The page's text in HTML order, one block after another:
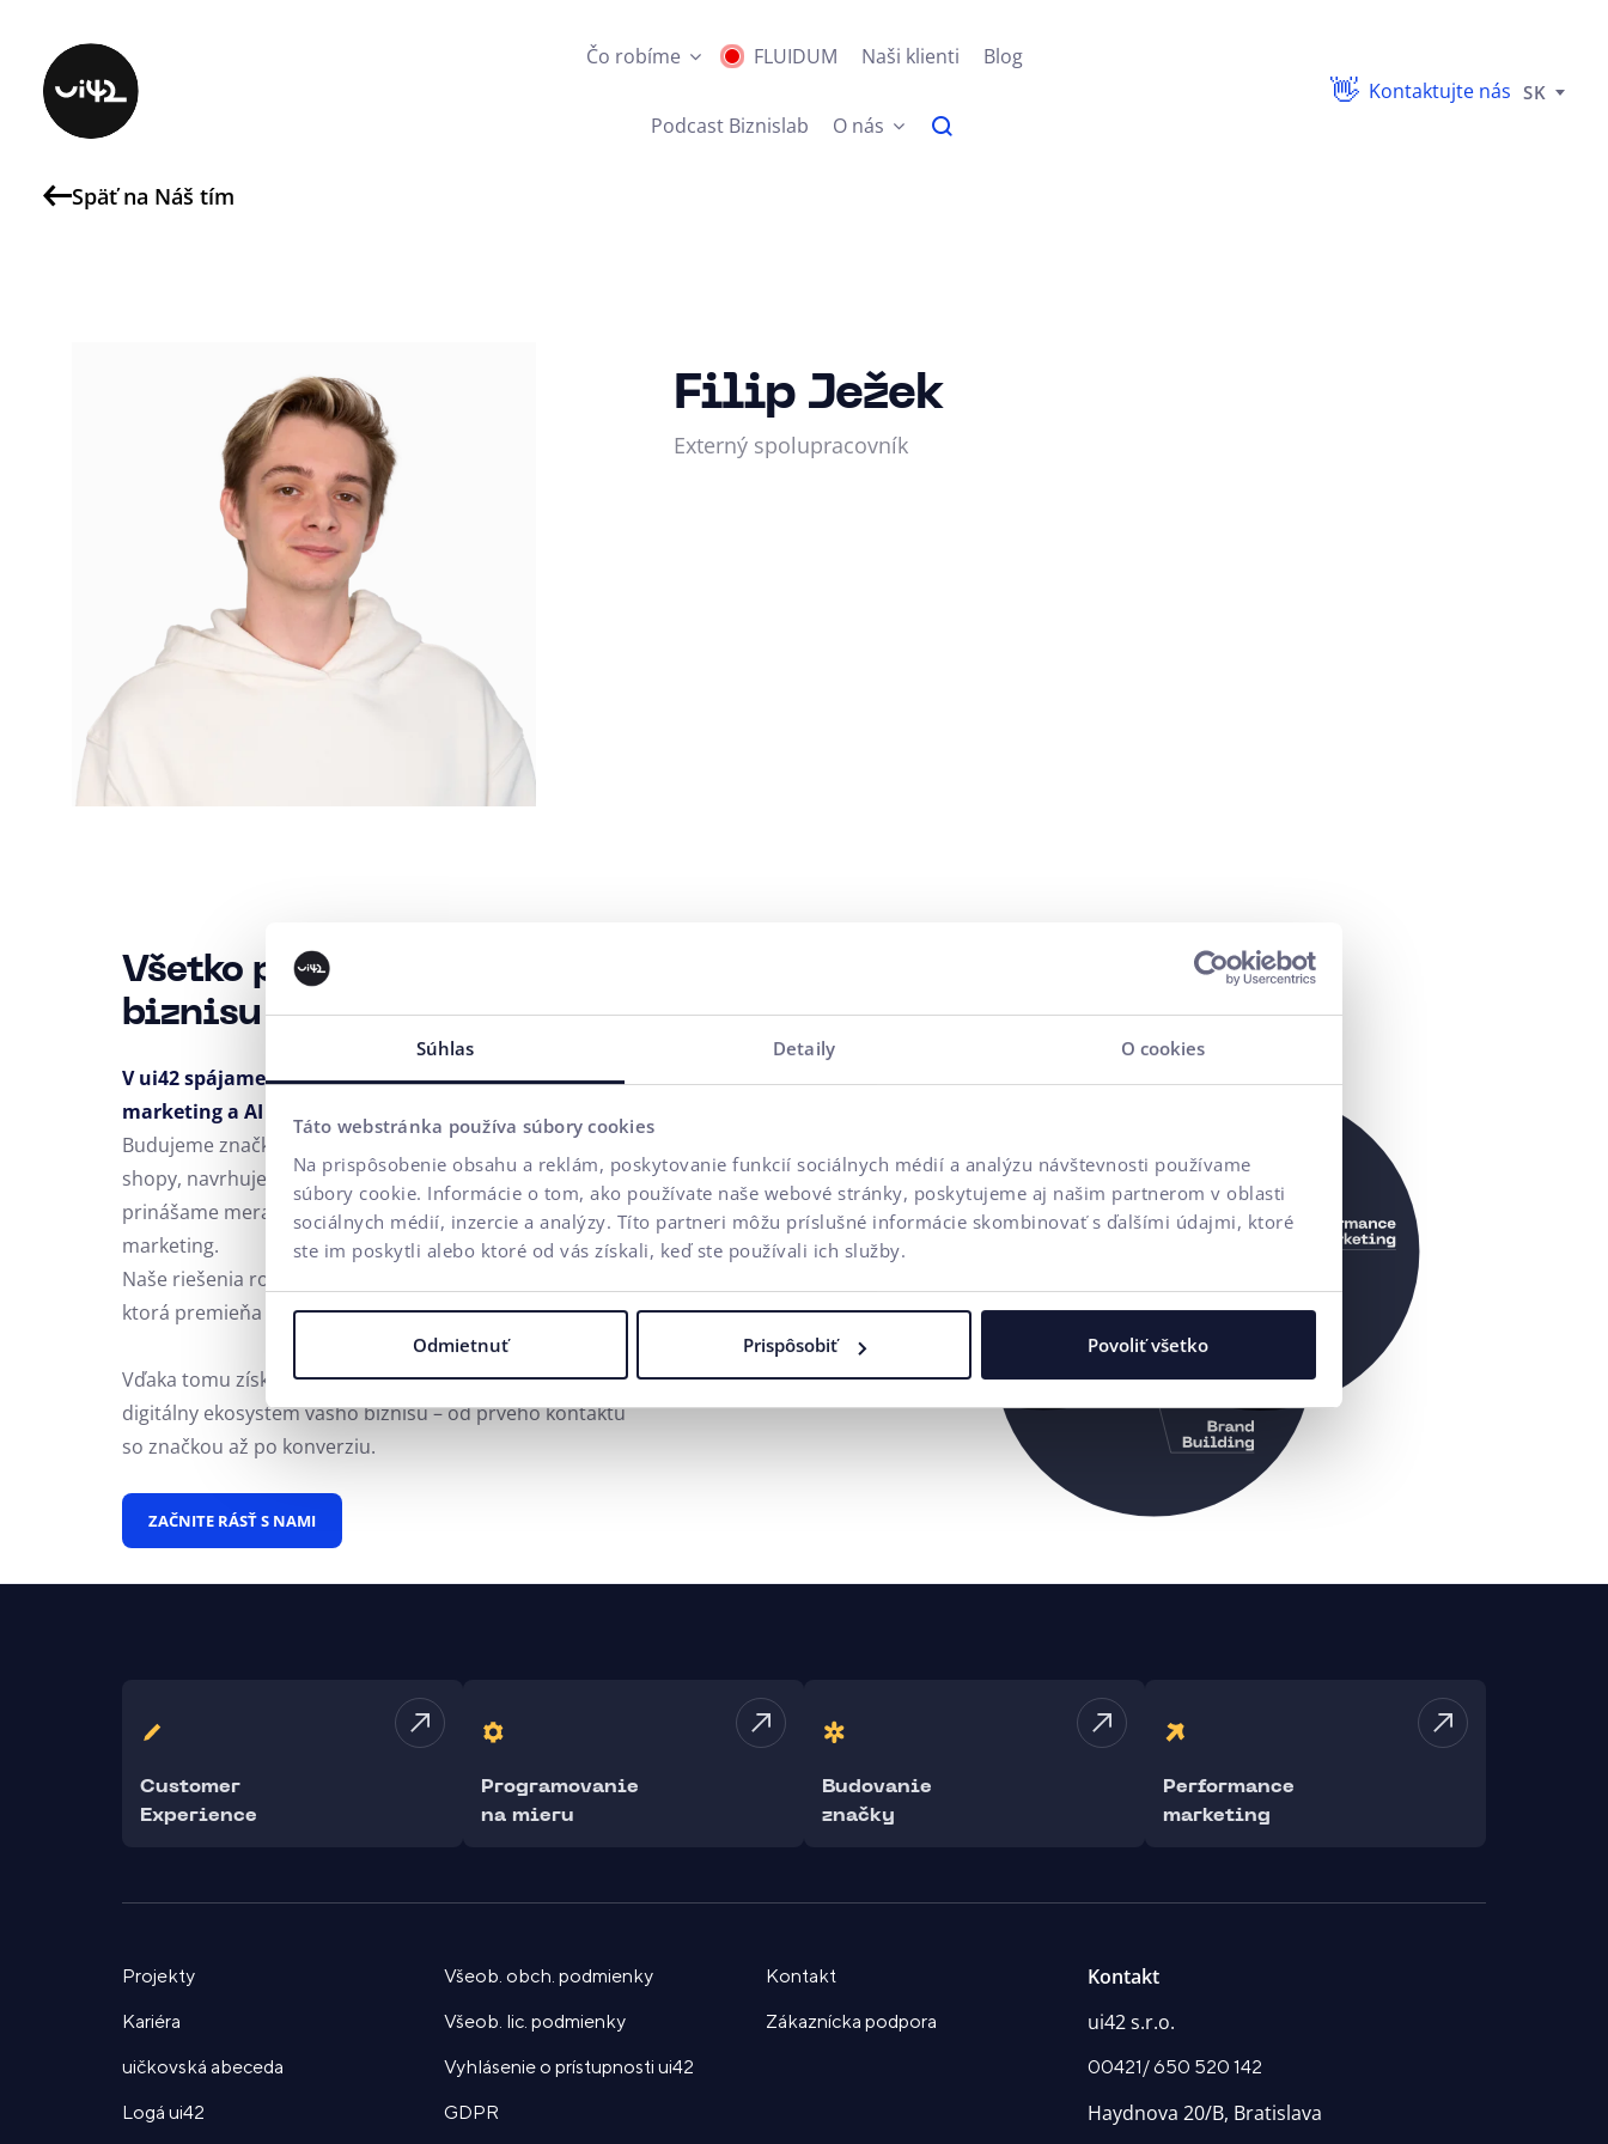
Súhlas Detaily O cookies
Táto webstránka používa súbory cookies
Na prispôsobenie obsahu a reklám, poskytovanie funkcií sociálnych médií a analýzu návštevnosti používame
súbory cookie. Informácie o tom, ako používate naše webové stránky, poskytujeme aj našim partnerom v oblasti
sociálnych médií, inzercie a analýzy. Títo partneri môžu príslušné informácie skombinovať s ďalšími údajmi, ktoré
ste im poskytli alebo ktoré od vás získali, keď ste používali ich služby.
Odmietnuť Prispôsobiť Povoliť všetko
Čo robíme FLUIDUM Naši klienti Blog
Podcast Biznislab O nás
Kontaktujte nás SK
Späť na Náš tím
Filip Ježek
Externý spolupracovník
Všetko pre rast vášho
biznisu na jednom mieste
V ui42 spájame stratégiu, kreativitu, technológie,
marketing a AI do jedného celku.
Budujeme značky a vizuálne identity, tvoríme weby a e-
shopy, navrhujeme UX a CRO,tvoríme kreatívny obsah a
prinášame merateľné výsledky cez performance
marketing.
Naše riešenia rozširuje
ktorá premieňa firemné dáta na konkurenčnú výhodu.
Vďaka tomu získate partnera, ktorý dokáže pokryť celý
digitálny ekosystém vášho biznisu – od prvého kontaktu
so značkou až po konverziu.
ZAČNITE RÁSŤ S NAMI
Customer
Experience
Programovanie
na mieru
Budovanie
značky
Performance
marketing
Projekty
Kariéra
uičkovská abeceda
Logá ui42
Všeob. obch. podmienky
Všeob. lic. podmienky
Vyhlásenie o prístupnosti ui42
GDPR
Kontakt
Zákaznícka podpora
Kontakt
ui42 s.r.o.
00421/ 650 520 142
Haydnova 20/B, Bratislava